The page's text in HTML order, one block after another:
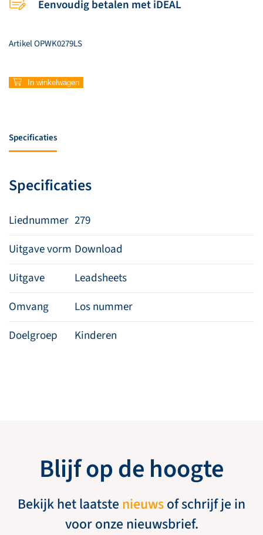
Eenvoudig betalen met iDEAL
ArtikelOPWK0279LS
279
–
aantal
In winkelwagen
Specificaties
Specificaties
Liednummer 279
Uitgave vorm Download
Uitgave
Leadsheets
Omvang
Los nummer
Doelgroep
Kinderen
Blijf op de hoogte
Bekijk het laatste nieuwsof schrijf je in
voor onze nieuwsbrief.